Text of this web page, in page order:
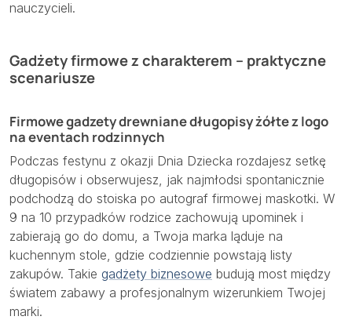
nauczycieli.
Gadżety firmowe z charakterem – praktyczne
scenariusze
Firmowe gadzety drewniane długopisy żółte z logo
na eventach rodzinnych
Podczas festynu z okazji Dnia Dziecka rozdajesz setkę
długopisów i obserwujesz, jak najmłodsi spontanicznie
podchodzą do stoiska po autograf firmowej maskotki. W
9 na 10 przypadków rodzice zachowują upominek i
zabierają go do domu, a Twoja marka ląduje na
kuchennym stole, gdzie codziennie powstają listy
zakupów. Takie gadżety biznesowe budują most między
światem zabawy a profesjonalnym wizerunkiem Twojej
marki.